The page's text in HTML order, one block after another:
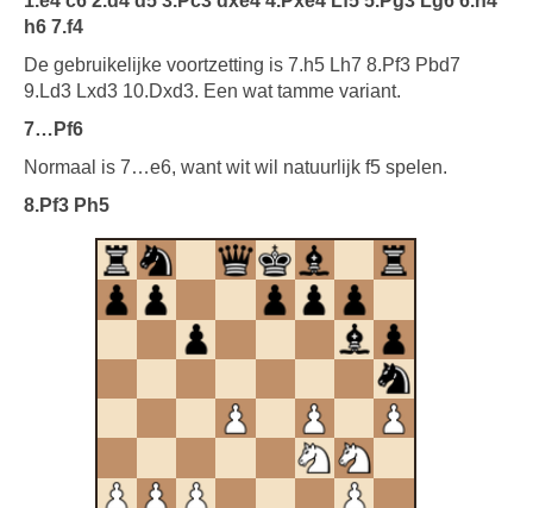
h6 7.f4
De gebruikelijke voortzetting is 7.h5 Lh7 8.Pf3 Pbd7
9.Ld3 Lxd3 10.Dxd3. Een wat tamme variant.
7…Pf6
Normaal is 7…e6, want wit wil natuurlijk f5 spelen.
8.Pf3 Ph5